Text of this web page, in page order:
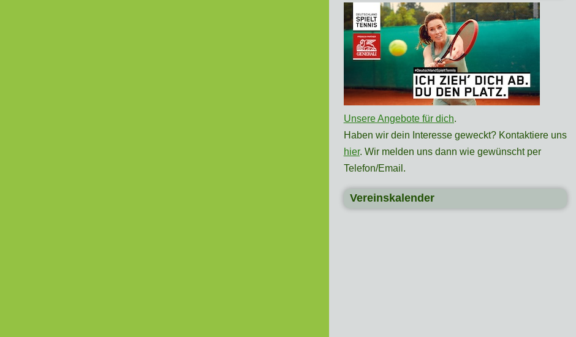
Unsere Angebote für dich.
Haben wir dein Interesse geweckt? Kontaktiere uns
hier. Wir melden uns dann wie gewünscht per
Telefon/Email.
Vereinskalender